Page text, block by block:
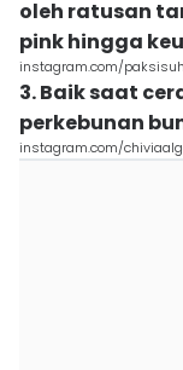
oleh ratusan
pink hingga
instagram.com/
3. Baik saat
perkebunan
instagram.com/